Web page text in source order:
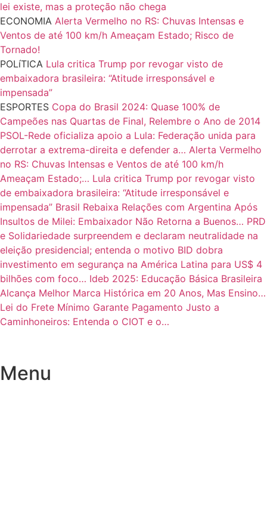
lei existe, mas a proteção não chega
ECONOMIA Alerta Vermelho no RS: Chuvas Intensas e
Ventos de até 100 km/h Ameaçam Estado; Risco de
Tornado!
POLíTICA Lula critica Trump por revogar visto de
embaixadora brasileira: “Atitude irresponsável e
impensada”
ESPORTES Copa do Brasil 2024: Quase 100% de
Campeões nas Quartas de Final, Relembre o Ano de 2014
PSOL-Rede oficializa apoio a Lula: Federação unida para
derrotar a extrema-direita e defender a… Alerta Vermelho
no RS: Chuvas Intensas e Ventos de até 100 km/h
Ameaçam Estado;… Lula critica Trump por revogar visto
de embaixadora brasileira: “Atitude irresponsável e
impensada” Brasil Rebaixa Relações com Argentina Após
Insultos de Milei: Embaixador Não Retorna a Buenos… PRD
e Solidariedade surpreendem e declaram neutralidade na
eleição presidencial; entenda o motivo BID dobra
investimento em segurança na América Latina para US$ 4
bilhões com foco… Ideb 2025: Educação Básica Brasileira
Alcança Melhor Marca Histórica em 20 Anos, Mas Ensino…
Lei do Frete Mínimo Garante Pagamento Justo a
Caminhoneiros: Entenda o CIOT e o…
Menu